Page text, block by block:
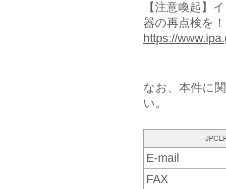
【注意喚起】
器の再点検を！
https://
なお、本件に
い。
E-mail
FAX